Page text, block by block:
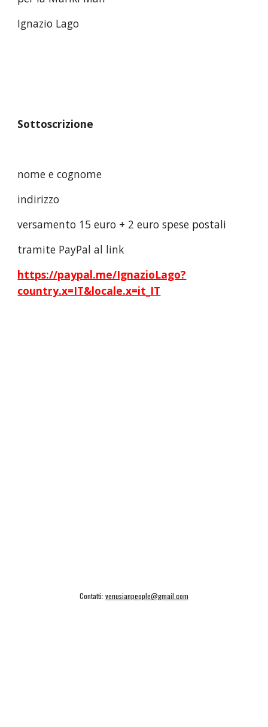
Ignazio Lago
Sottoscrizione
nome e cognome
indirizzo
versamento 15 euro + 2 euro spese postali
tramite PayPal al link
https://paypal.me/IgnazioLago?
country.x=IT&locale.x=it_IT
Contatti: venusianpeople@gmail.com